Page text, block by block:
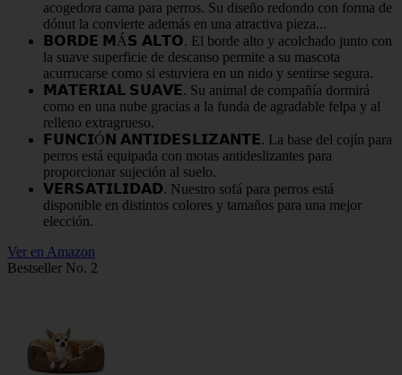
acogedora cama para perros. Su diseño redondo con forma de
dónut la convierte además en una atractiva pieza...
𝗕𝗢𝗥𝗗𝗘 𝗠Á𝗦 𝗔𝗟𝗧𝗢. El borde alto y acolchado junto con
la suave superficie de descanso permite a su mascota
acurrucarse como si estuviera en un nido y sentirse segura.
𝗠𝗔𝗧𝗘𝗥𝗜𝗔𝗟 𝗦𝗨𝗔𝗩𝗘. Su animal de compañía dormirá
como en una nube gracias a la funda de agradable felpa y al
relleno extragrueso.
𝗙𝗨𝗡𝗖𝗜Ó𝗡 𝗔𝗡𝗧𝗜𝗗𝗘𝗦𝗟𝗜𝗭𝗔𝗡𝗧𝗘. La base del cojín para
perros está equipada con motas antideslizantes para
proporcionar sujeción al suelo.
𝗩𝗘𝗥𝗦𝗔𝗧𝗜𝗟𝗜𝗗𝗔𝗗. Nuestro sofá para perros está
disponible en distintos colores y tamaños para una mejor
elección.
Ver en Amazon
Bestseller No. 2